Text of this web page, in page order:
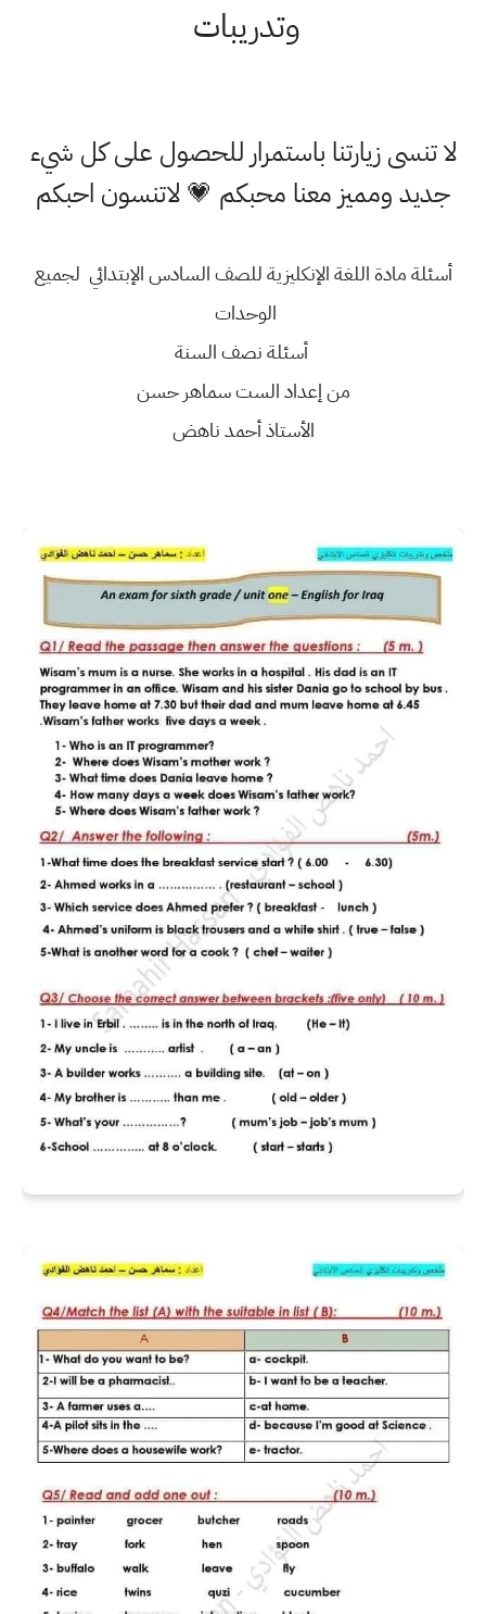
وتدريبات
لا تنسى زيارتنا باستمرار للحصول على كل شيء
جديد ومميز معنا محبكم 💗 لاتنسون احبكم
أسئلة مادة اللغة الإنكليزية للصف السادس الإبتدائي لجميع
الوحدات
أسئلة نصف السنة
من إعداد الست سماهر حسن
الأستاذ أحمد ناهض